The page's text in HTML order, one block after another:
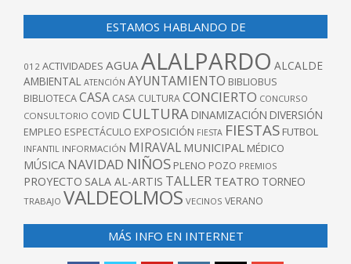
ESTAMOS HABLANDO DE
012 ACTIVIDADES AGUAALALPARDO ALCALDE
AMBIENTAL ATENCIÓN AYUNTAMIENTO BIBLIOBUS
BIBLIOTECACASA CASA CULTURACONCIERTO CONCURSO
CONSULTORIO COVID CULTURA DINAMIZACIÓN DIVERSIÓN
EMPLEO ESPECTÁCULO EXPOSICIÓN FIESTA FIESTAS FUTBOL
INFANTIL INFORMACIÓN MIRAVAL MUNICIPAL MÉDICO
MÚSICA NAVIDAD NIÑOS PLENO POZO PREMIOS
PROYECTO SALA AL-ARTIS TALLER TEATRO TORNEO
TRABAJO VALDEOLMOS VECINOS VERANO
MÁS INFO EN INTERNET